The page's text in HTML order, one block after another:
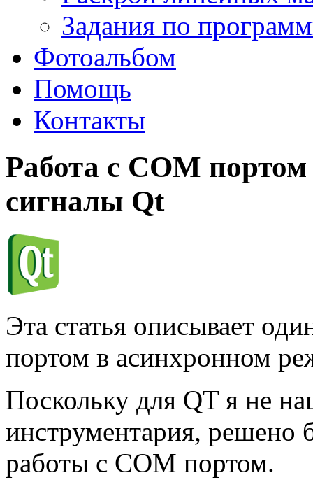
Задания по
Фотоальбом
Помощь
Контакты
Работа с COM
сигналы Qt
Эта статья описывает
портом в асинхронном
Поскольку для QT я не
инструментария, решено
работы с COM портом.